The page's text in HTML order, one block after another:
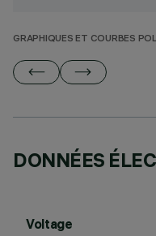
GRAPHIQUES ET COURBES
DONNÉES
Voltage